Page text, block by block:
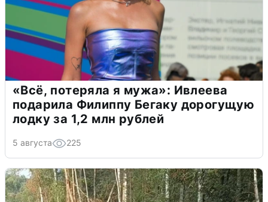
«Всё, потеряла я мужа»: Ивлеева
подарила Филиппу Бегаку дорогущую
лодку за 1,2 млн рублей
5 августа 225